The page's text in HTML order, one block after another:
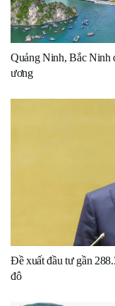
Quảng Ninh, Bắc Ninh
ương
Đề xuất đầu tư gần
đô